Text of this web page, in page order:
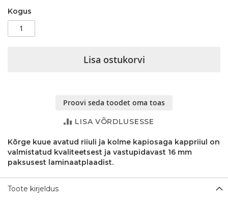
Kogus
Lisa ostukorvi
Proovi seda toodet oma toas
LISA VÕRDLUSESSE
Kõrge kuue avatud riiuli ja kolme kapiosaga kappriiul on
valmistatud kvaliteetsest ja vastupidavast 16 mm
paksusest laminaatplaadist.
Toote kirjeldus